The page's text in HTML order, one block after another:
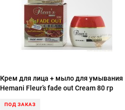
Крем для лица + мыло для умывания
Hemani Fleur’s fade out Cream 80 гр
ПОД ЗАКАЗ